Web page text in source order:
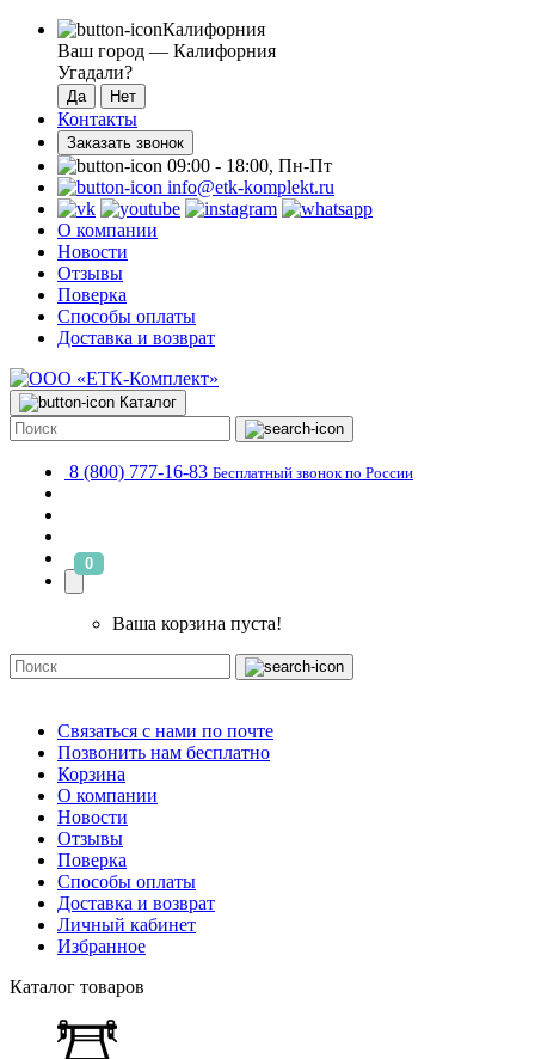
Калифорния
Ваш город — Калифорния
Угадали?
Контакты
Заказать звонок
09:00 - 18:00, Пн-Пт
info@etk-komplekt.ru
О компании
Новости
Отзывы
Поверка
Способы оплаты
Доставка и возврат
Каталог
8 (800) 777-16-83 Бесплатный звонок по России
0
Ваша корзина пуста!
Связаться с нами по почте
Позвонить нам бесплатно
Корзина
О компании
Новости
Отзывы
Поверка
Способы оплаты
Доставка и возврат
Личный кабинет
Избранное
Каталог товаров